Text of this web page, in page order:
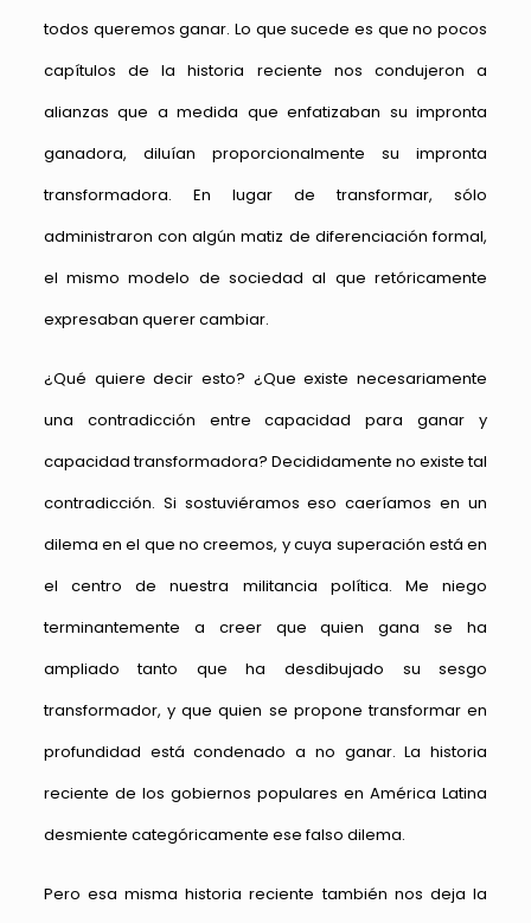
todos queremos ganar. Lo que sucede es que no pocos
capítulos de la historia reciente nos condujeron a
alianzas que a medida que enfatizaban su impronta
ganadora, diluían proporcionalmente su impronta
transformadora. En lugar de transformar, sólo
administraron con algún matiz de diferenciación formal,
el mismo modelo de sociedad al que retóricamente
expresaban querer cambiar.
¿Qué quiere decir esto? ¿Que existe necesariamente
una contradicción entre capacidad para ganar y
capacidad transformadora? Decididamente no existe tal
contradicción. Si sostuviéramos eso caeríamos en un
dilema en el que no creemos, y cuya superación está en
el centro de nuestra militancia política. Me niego
terminantemente a creer que quien gana se ha
ampliado tanto que ha desdibujado su sesgo
transformador, y que quien se propone transformar en
profundidad está condenado a no ganar. La historia
reciente de los gobiernos populares en América Latina
desmiente categóricamente ese falso dilema.
Pero esa misma historia reciente también nos deja la